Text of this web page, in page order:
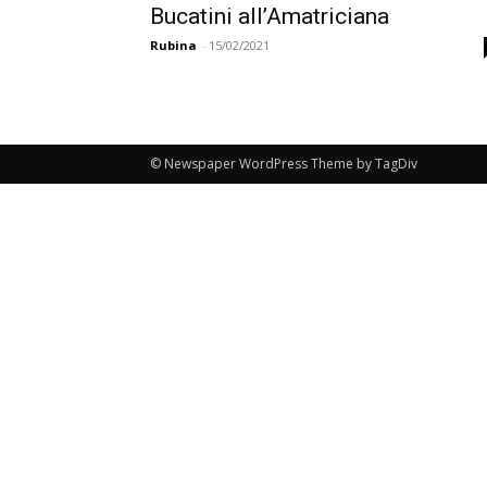
Bucatini all’Amatriciana
Rubina - 15/02/2021
© Newspaper WordPress Theme by TagDiv